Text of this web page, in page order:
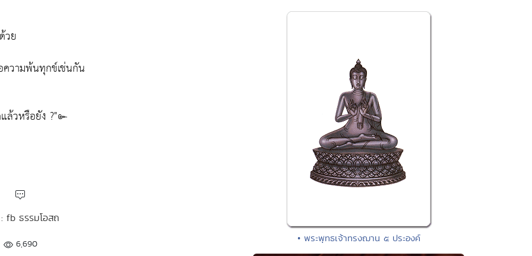
วย
ความพ้นทุกข์เช่นกัน
แล้วหรือยัง ?"๛
fb ธรรมโอสถ
6,690 • พระพุทธเจ้าทรงฌาน ๕ ประองค์